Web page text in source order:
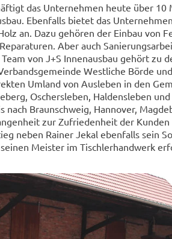
das Unternehmen heute über 10
Ebenfalls bietet das Unternehmen
an. Dazu gehören der Einbau von
Aber auch
von J+S Innenausbau gehört zu
Westliche Börde
Umland von Ausleben in den
Oschersleben, Haldensleben
Braunschweig, Hannover,
zur Zufriedenheit der Kunden
neben Rainer Jekal ebenfalls sein
Meister im Tischlerhandwerk